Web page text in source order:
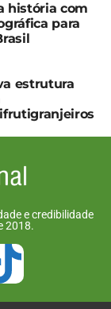
história com
para
estrutura
e credibilidade
2018.